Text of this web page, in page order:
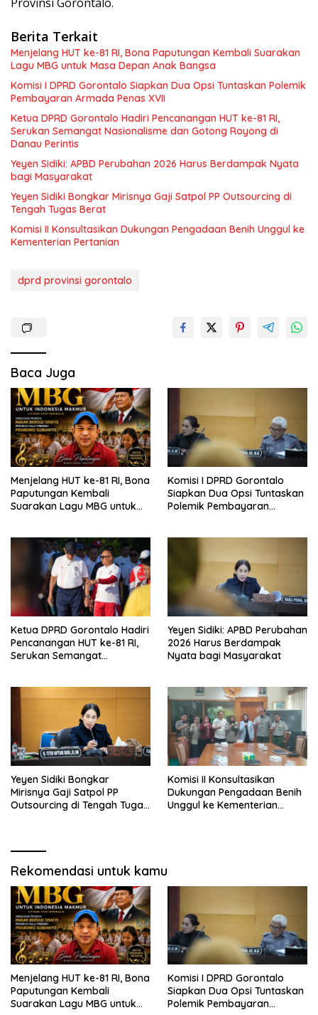
Berita Terkait
Menjelang HUT ke-81 RI, Bona Paputungan Kembali Suarakan
Lagu MBG untuk Masa Depan Anak Bangsa
Komisi I DPRD Gorontalo Siapkan Dua Opsi Tuntaskan Polemik
Pembayaran Armada Penas XVII
Ketua DPRD Gorontalo Hadiri Pencanangan HUT ke-81 RI,
Serukan Semangat Nasionalisme dan Gotong Royong di
Danau Perintis
Yeyen Sidiki: APBD Perubahan 2026 Harus Berdampak Nyata
bagi Masyarakat
Yeyen Sidiki Bongkar Mirisnya Gaji Satpol PP Outsourcing di
Tengah Tugas Berat
Komisi II Konsultasikan Dukungan Pengadaan Benih Unggul ke
Kementerian Pertanian
dprd provinsi gorontalo
Baca Juga
Menjelang HUT ke-81 RI, Bona
Paputungan Kembali
Suarakan Lagu MBG untuk
Komisi I DPRD Gorontalo
Siapkan Dua Opsi Tuntaskan
Polemik Pembayaran
Ketua DPRD Gorontalo Hadiri
Pencanangan HUT ke-81 RI,
Serukan Semangat
Yeyen Sidiki: APBD Perubahan
2026 Harus Berdampak
Nyata bagi Masyarakat
Yeyen Sidiki Bongkar
Mirisnya Gaji Satpol PP
Outsourcing di Tengah Tugas
Komisi II Konsultasikan
Dukungan Pengadaan Benih
Unggul ke Kementerian
Rekomendasi untuk kamu
Menjelang HUT ke-81 RI, Bona
Paputungan Kembali
Suarakan Lagu MBG untuk
Komisi I DPRD Gorontalo
Siapkan Dua Opsi Tuntaskan
Polemik Pembayaran